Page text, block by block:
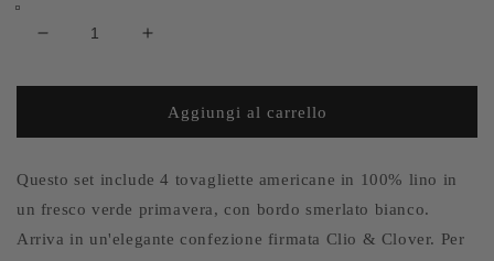
Diminuisci
per
di
tovagliette
americane
lino
Aumenta
per
Set
di
tovagliette
americane
lino
Aggiungi al carrello
Questo set include 4 tovagliette americane in 100% lino in
un fresco verde primavera, con bordo smerlato bianco.
Arriva in un'elegante confezione firmata Clio & Clover. Per